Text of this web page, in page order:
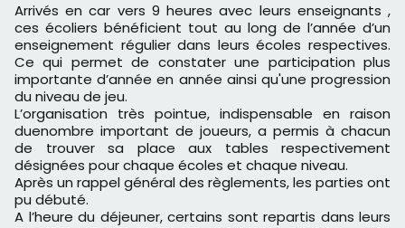
Arrivés en car vers 9 heures avec leurs enseignants ,
ces écoliers bénéficient tout au long de l’année d’un
enseignement régulier dans leurs écoles respectives.
Ce qui permet de constater une participation plus
importante d’année en année ainsi qu'une progression
du niveau de jeu.
L’organisation très pointue, indispensable en raison
duenombre important de joueurs, a permis à chacun
de trouver sa place aux tables respectivement
désignées pour chaque écoles et chaque niveau.
Après un rappel général des règlements, les parties ont
pu débuté.
A l’heure du déjeuner, certains sont repartis dans leurs